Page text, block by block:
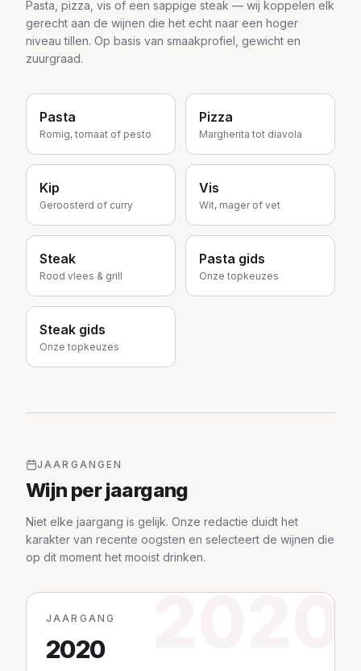
Pasta, pizza, vis of een sappige steak — wij koppelen elk
gerecht aan de wijnen die het echt naar een hoger
niveau tillen. Op basis van smaakprofiel, gewicht en
zuurgraad.
Pasta
Romig, tomaat of pesto
Pizza
Margherita tot diavola
Kip
Geroosterd of curry
Vis
Wit, mager of vet
Steak
Rood vlees & grill
Pasta gids
Onze topkeuzes
Steak gids
Onze topkeuzes
JAARGANGEN
Wijn per jaargang
Niet elke jaargang is gelijk. Onze redactie duidt het
karakter van recente oogsten en selecteert de wijnen die
op dit moment het mooist drinken.
2020
JAARGANG
2020